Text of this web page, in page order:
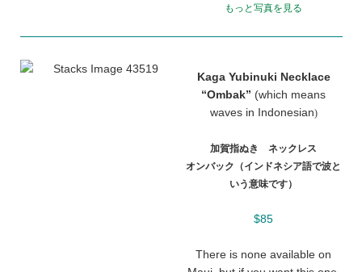
もっと写真を見る
Kaga Yubinuki Necklace
“Ombak” (which means
waves in Indonesian)
加賀指ぬき ネックレス
オンバック（インドネシア語で波と
いう意味です）
$85
There is none available on